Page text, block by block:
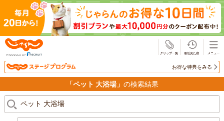
お得な特典をみる
「ペット 大浴場」 の検索結果